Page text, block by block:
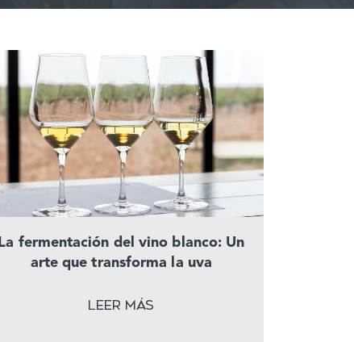
La fermentación del vino blanco: Un
arte que transforma la uva
Leer más